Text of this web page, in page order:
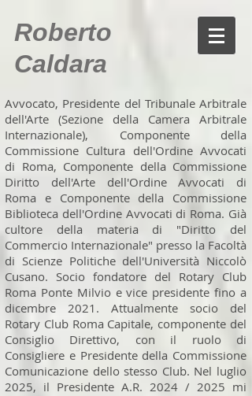
Roberto
Caldara
Avvocato, Presidente del Tribunale Arbitrale
dell'Arte (Sezione della Camera Arbitrale
Internazionale), Componente della
Commissione Cultura dell'Ordine Avvocati
di Roma, Componente della Commissione
Diritto dell'Arte dell'Ordine Avvocati di
Roma e Componente della Commissione
Biblioteca dell'Ordine Avvocati di Roma. Già
cultore della materia di "Diritto del
Commercio Internazionale" presso la Facoltà
di Scienze Politiche dell'Università Niccolò
Cusano. Socio fondatore del Rotary Club
Roma Ponte Milvio e vice presidente fino a
dicembre 2021. Attualmente socio del
Rotary Club Roma Capitale, componente del
Consiglio Direttivo, con il ruolo di
Consigliere e Presidente della Commissione
Comunicazione dello stesso Club. Nel luglio
2025, il Presidente A.R. 2024 / 2025 mi